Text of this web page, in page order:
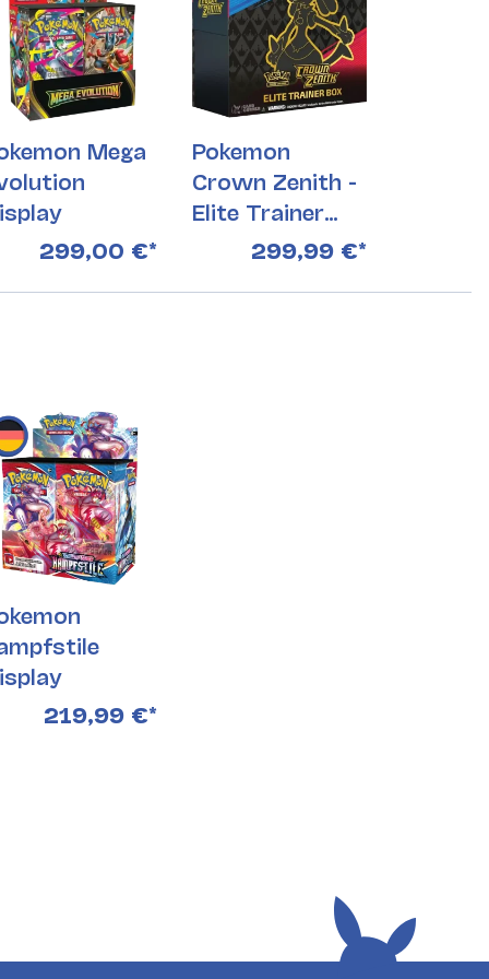
Mega
299,00 €*
Pokemon
Crown Zenith -
Elite Trainer
Box Einzeln
299,99 €*
219,99 €*